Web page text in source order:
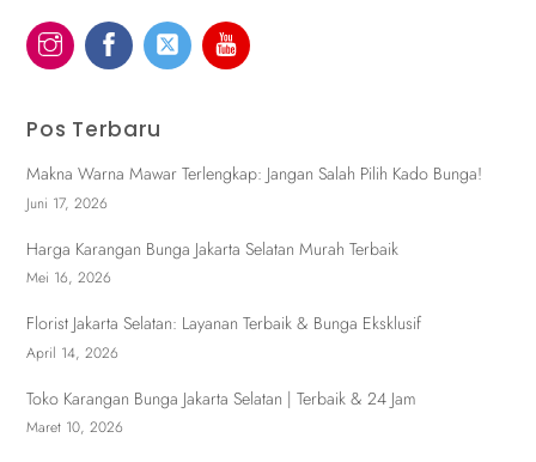
Pos Terbaru
Makna Warna Mawar Terlengkap: Jangan Salah Pilih Kado Bunga!
Juni 17, 2026
Harga Karangan Bunga Jakarta Selatan Murah Terbaik
Mei 16, 2026
Florist Jakarta Selatan: Layanan Terbaik & Bunga Eksklusif
April 14, 2026
Toko Karangan Bunga Jakarta Selatan | Terbaik & 24 Jam
Maret 10, 2026